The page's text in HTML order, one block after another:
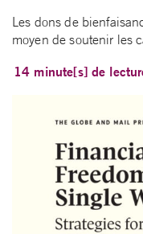
Les dons de
moyen de soutenir les
14 minute[s] de